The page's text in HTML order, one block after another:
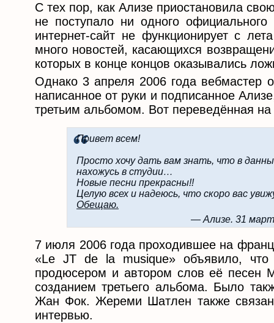
С тех пор, как Ализе приостановила
не поступало ни одного
интернет-сайт не функционирует с
много новостей, касающихся
которых в конце концов оказывались
Однако 3 апреля 2006 года вебмастер
написанное от руки и подписанное
третьим альбомом. Вот переведённая
Привет всем!
Просто хочу дать вам знать, что в
нахожусь в студии…
Новые песни прекрасны!!
Целую всех и надеюсь, что скоро вас
Обещаю.
— Ализе. 31
7 июля 2006 года проходившее на
«Le JT de la musique» объявило,
продюсером и автором слов её песен
созданием третьего альбома. Было
Жан Фок. Жереми Шатлен также
интервью.